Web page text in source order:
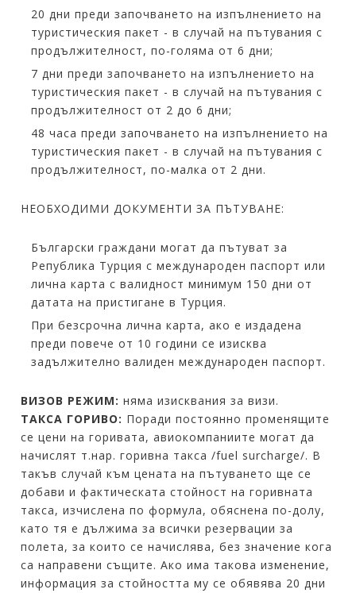
20 дни преди започването на изпълнението на
туристическия пакет - в случай на пътувания с
продължителност, по-голяма от 6 дни;
7 дни преди започването на изпълнението на
туристическия пакет - в случай на пътувания с
продължителност от 2 до 6 дни;
48 часа преди започването на изпълнението на
туристическия пакет - в случай на пътувания с
продължителност, по-малка от 2 дни.
НЕОБХОДИМИ ДОКУМЕНТИ ЗА ПЪТУВАНЕ:
Български граждани могат да пътуват за
Република Турция с международен паспорт или
лична карта с валидност минимум 150 дни от
датата на пристигане в Турция.
При безсрочна лична карта, ако е издадена
преди повече от 10 години се изисква
задължително валиден международен паспорт.
ВИЗОВ РЕЖИМ:няма изисквания за визи.
ТАКСА ГОРИВО: Поради постоянно променящите
се цени на горивата, авиокомпаниите могат да
начислят т.нар. горивна такса /fuel surcharge/. В
такъв случай към цената на пътуването ще се
добави и фактическата стойност на горивната
такса, изчислена по формула, обяснена по-долу,
като тя е дължима за всички резервации за
полета, за които се начислява, без значение кога
са направени същите. Ако има такова изменение,
информация за стойността му се обявява 20 дни